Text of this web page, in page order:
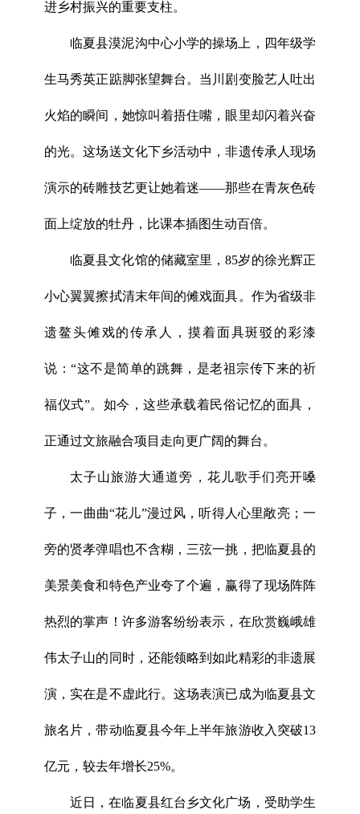
进乡村振兴的重要支柱。
临夏县漠泥沟中心小学的操场上，四年级学
生马秀英正踮脚张望舞台。当川剧变脸艺人吐出
火焰的瞬间，她惊叫着捂住嘴，眼里却闪着兴奋
的光。这场送文化下乡活动中，非遗传承人现场
演示的砖雕技艺更让她着迷——那些在青灰色砖
面上绽放的牡丹，比课本插图生动百倍。
临夏县文化馆的储藏室里，85岁的徐光辉正
小心翼翼擦拭清末年间的傩戏面具。作为省级非
遗鳌头傩戏的传承人，摸着面具斑驳的彩漆
说：“这不是简单的跳舞，是老祖宗传下来的祈
福仪式”。如今，这些承载着民俗记忆的面具，
正通过文旅融合项目走向更广阔的舞台。
太子山旅游大通道旁，花儿歌手们亮开嗓
子，一曲曲“花儿”漫过风，听得人心里敞亮；一
旁的贤孝弹唱也不含糊，三弦一挑，把临夏县的
美景美食和特色产业夸了个遍，赢得了现场阵阵
热烈的掌声！许多游客纷纷表示，在欣赏巍峨雄
伟太子山的同时，还能领略到如此精彩的非遗展
演，实在是不虚此行。这场表演已成为临夏县文
旅名片，带动临夏县今年上半年旅游收入突破13
亿元，较去年增长25%。
近日，在临夏县红台乡文化广场，受助学生